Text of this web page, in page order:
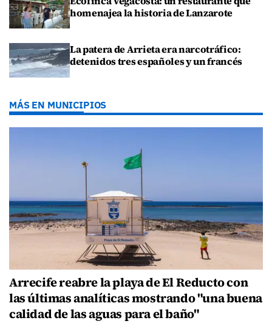
homenajea la historia de Lanzarote
La patera de Arrieta era narcotráfico:
detenidos tres españoles y un francés
MÁS EN MUNICIPIOS
Arrecife reabre la playa de El Reducto con
las últimas analíticas mostrando "una buena
calidad de las aguas para el baño"